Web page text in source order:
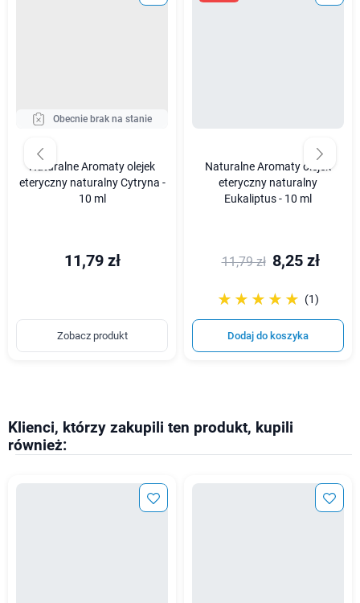
Obecnie brak na stanie
Naturalne Aromaty olejek
eteryczny naturalny Cytryna -
10 ml
11,79 zł
Zobacz produkt
Naturalne Aromaty olejek
eteryczny naturalny
Eukaliptus - 10 ml
11,79 zł 8,25 zł
☆☆☆☆☆
★★★★★ (1)
Dodaj do koszyka
Klienci, którzy zakupili ten produkt, kupili
również: